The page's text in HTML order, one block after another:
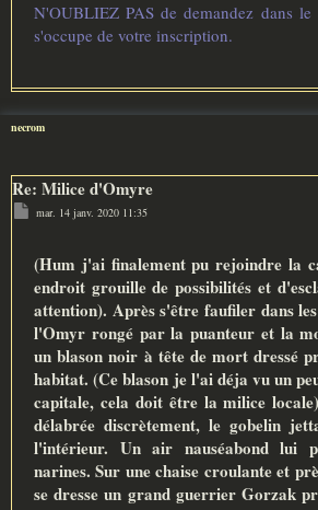
N'OUBLIEZ PAS de demandez dans le
s'occupe de votre inscription.
necrom
Re: Milice d'Omyre
M
e
a
g
e
mar. 14 janv. 2020 11:35
(Hum j'ai finalement pu rejoindre la
endroit grouille de possibilités et
attention). Après s'être faufiler dans
l'Omyr rongé par la puanteur et la
un blason noir à tête de mort dressé
habitat. (Ce blason je l'ai déja vu un
capitale, cela doit être la milice
délabrée discrètement, le gobelin
l'intérieur. Un air nauséabond lui
narines. Sur une chaise croulante et
se dresse un grand guerrier Gorzak